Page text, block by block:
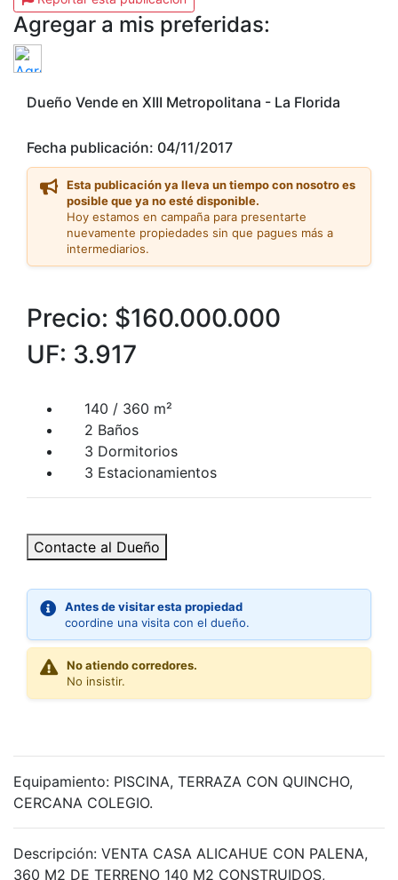
Agregar a mis preferidas:
Dueño Vende en XIII Metropolitana - La Florida
Fecha publicación: 04/11/2017
Esta publicación ya lleva un tiempo con nosotro es
posible que ya no esté disponible.
Hoy estamos en campaña para presentarte
nuevamente propiedades sin que pagues más a
intermediarios.
Precio: $160.000.000
UF: 3.917
140 / 360 m²
2 Baños
3 Dormitorios
3 Estacionamientos
Contacte al Dueño
Antes de visitar esta propiedad
coordine una visita con el dueño.
No atiendo corredores.
No insistir.
Equipamiento: PISCINA, TERRAZA CON QUINCHO,
CERCANA COLEGIO.
Descripción: VENTA CASA ALICAHUE CON PALENA,
360 M2 DE TERRENO 140 M2 CONSTRUIDOS,